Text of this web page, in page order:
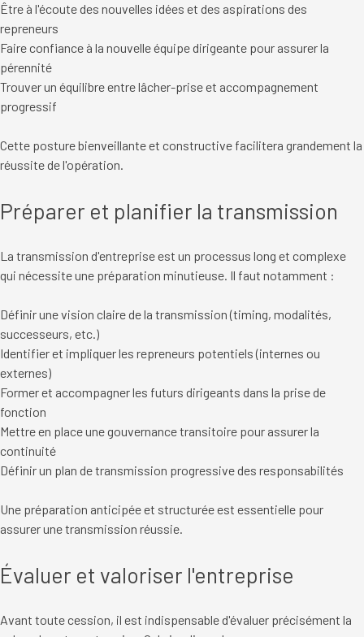
Être à l'écoute des nouvelles idées et des aspirations des
repreneurs
Faire confiance à la nouvelle équipe dirigeante pour assurer la
pérennité
Trouver un équilibre entre lâcher-prise et accompagnement
progressif
Cette posture bienveillante et constructive facilitera grandement la
réussite de l'opération.
Préparer et planifier la transmission
La transmission d'entreprise est un processus long et complexe
qui nécessite une préparation minutieuse. Il faut notamment :
Définir une vision claire de la transmission (timing, modalités,
successeurs, etc.)
Identifier et impliquer les repreneurs potentiels (internes ou
externes)
Former et accompagner les futurs dirigeants dans la prise de
fonction
Mettre en place une gouvernance transitoire pour assurer la
continuité
Définir un plan de transmission progressive des responsabilités
Une préparation anticipée et structurée est essentielle pour
assurer une transmission réussie.
Évaluer et valoriser l'entreprise
Avant toute cession, il est indispensable d'évaluer précisément la